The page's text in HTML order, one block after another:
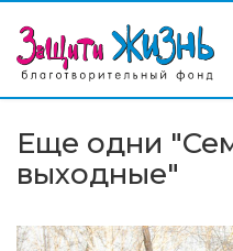
Еще одни
выходные"